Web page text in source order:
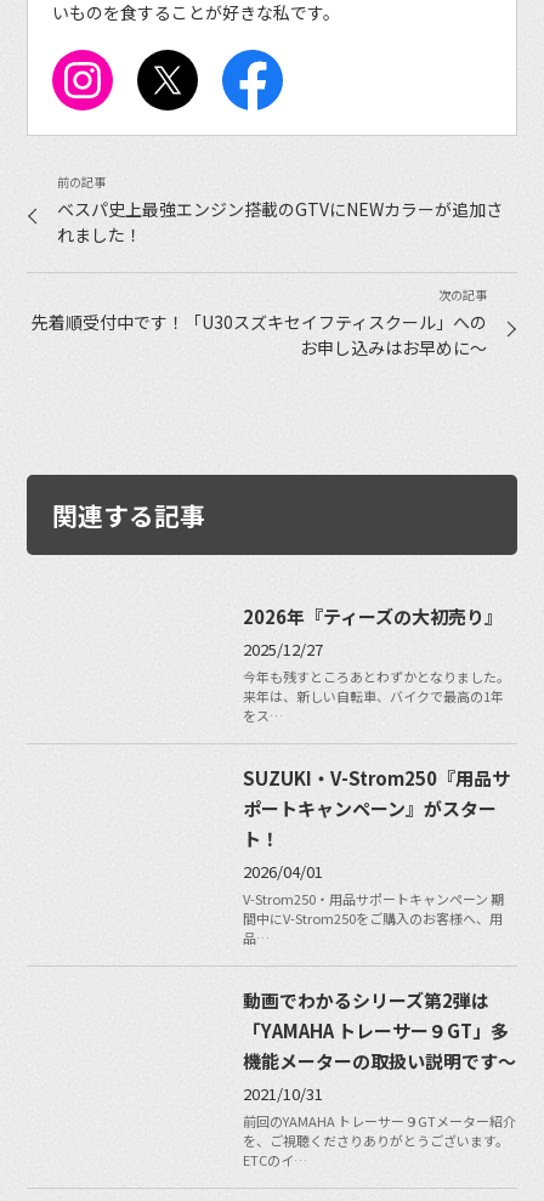
いものを食することが好きな私です。
ベスパ史上最強エンジン搭載のGTVにNEWカラーが追加さ
れました！
先着順受付中です！「U30スズキセイフティスクール」への
お申し込みはお早めに〜
関連する記事
2026年『ティーズの大初売り』
2025/12/27
今年も残すところあとわずかとなりました。
来年は、新しい自転車、バイクで最高の1年
をス…
SUZUKI・V-Strom250『用品サ
ポートキャンペーン』がスター
ト！
2026/04/01
V-Strom250・用品サポートキャンペーン 期
間中にV-Strom250をご購入のお客様へ、用
品…
動画でわかるシリーズ第2弾は
「YAMAHA トレーサー９GT」多
機能メーターの取扱い説明です〜
2021/10/31
前回のYAMAHA トレーサー９GTメーター紹介
を、ご視聴くださりありがとうございます。
ETCのイ…